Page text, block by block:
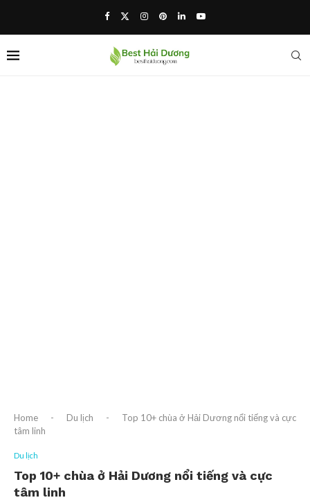
Home - Du lịch -
Top 10+ chùa ở Hải Dương nổi tiếng và cực
tâm linh
Du lịch
Top 10+ chùa ở Hải Dương nổi tiếng và cực
tâm linh